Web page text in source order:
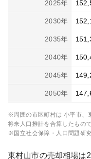
2025年
2030年
2035年
2040年
2045年
2050年
※周囲の市区町村は 小平市、
将来人口推計を合算したもので
※国立社会保障・人口問題研
東村山市の売却相場は